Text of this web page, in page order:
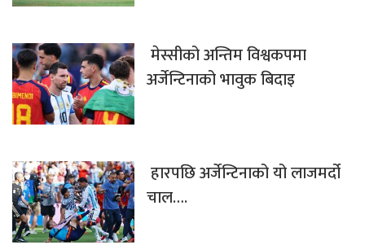
मेस्सीको अन्तिम विश्वकपमा
अर्जेन्टिनाको भावुक बिदाइ
हारपछि अर्जेन्टिनाको यो लाजमर्दो
चाल….